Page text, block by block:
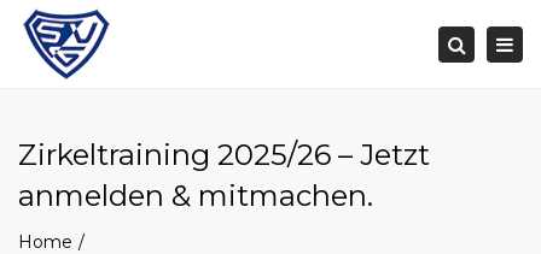
Zirkeltraining 2025/26 – Jetzt
anmelden & mitmachen.
Home